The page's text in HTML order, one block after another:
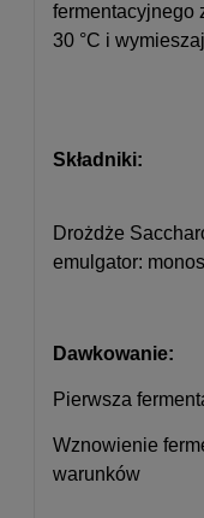
fermentacyjnego
30 °C i
Składniki:
Drożdże
emulgator:
Dawkowanie:
Pierwsza
Wznowienie
warunków